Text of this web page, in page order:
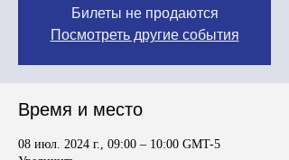
Билеты не продаются
Посмотреть другие события
Время и место
08 июл. 2024 г., 09:00 – 10:00 GMT-5